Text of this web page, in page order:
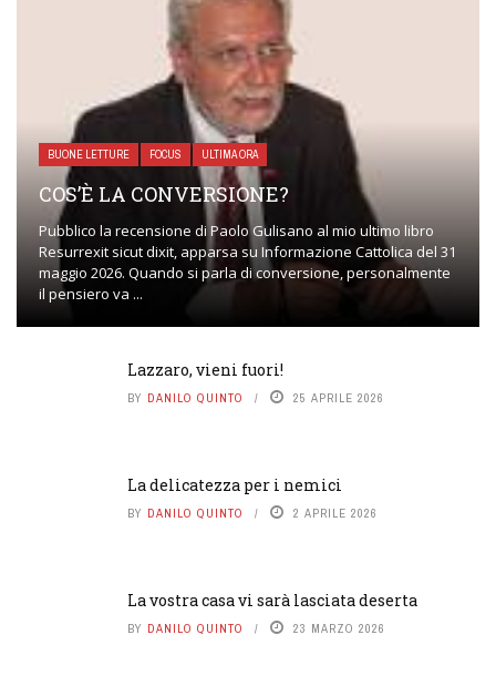
BUONE LETTURE FOCUS ULTIMA ORA
COS’È LA CONVERSIONE?
Pubblico la recensione di Paolo Gulisano al mio ultimo libro
Resurrexit sicut dixit, apparsa su Informazione Cattolica del 31
maggio 2026. Quando si parla di conversione, personalmente
il pensiero va ...
Lazzaro, vieni fuori!
BY DANILO QUINTO 25 APRILE 2026
La delicatezza per i nemici
BY DANILO QUINTO 2 APRILE 2026
La vostra casa vi sarà lasciata deserta
BY DANILO QUINTO 23 MARZO 2026